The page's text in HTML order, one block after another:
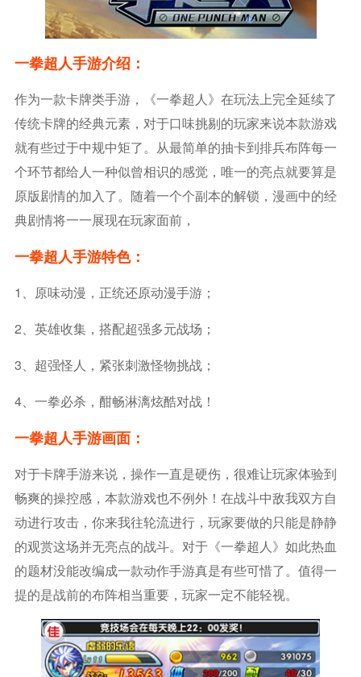
一拳超人手游介绍：
作为一款卡牌类手游，《一拳超人》在玩法上完全延续了
传统卡牌的经典元素，对于口味挑剔的玩家来说本款游戏
就有些过于中规中矩了。从最简单的抽卡到排兵布阵每一
个环节都给人一种似曾相识的感觉，唯一的亮点就要算是
原版剧情的加入了。随着一个个副本的解锁，漫画中的经
典剧情将一一展现在玩家面前，
一拳超人手游特色：
1、原味动漫，正统还原动漫手游；
2、英雄收集，搭配超强多元战场；
3、超强怪人，紧张刺激怪物挑战；
4、一拳必杀，酣畅淋漓炫酷对战！
一拳超人手游画面：
对于卡牌手游来说，操作一直是硬伤，很难让玩家体验到
畅爽的操控感，本款游戏也不例外！在战斗中敌我双方自
动进行攻击，你来我往轮流进行，玩家要做的只能是静静
的观赏这场并无亮点的战斗。对于《一拳超人》如此热血
的题材没能改编成一款动作手游真是有些可惜了。值得一
提的是战前的布阵相当重要，玩家一定不能轻视。